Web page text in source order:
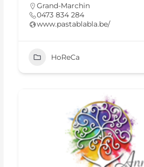
Grand-Marchin
0473 834 284
www.pastablabla.be/
HoReCa